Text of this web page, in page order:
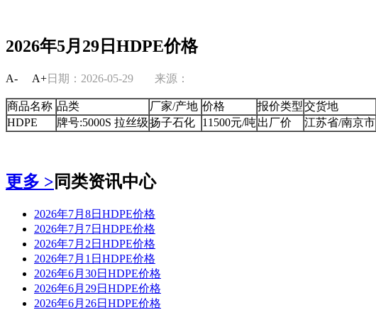
2026年5月29日HDPE价格
A- A+日期：2026-05-29 来源：
商品名称 品类 厂家/产地 价格 报价类型交货地
HDPE
牌号:5000S 拉丝级扬子石化 11500元/吨出厂价 江苏省/南京市
更多 >同类资讯中心
2026年7月8日HDPE价格
2026年7月7日HDPE价格
2026年7月2日HDPE价格
2026年7月1日HDPE价格
2026年6月30日HDPE价格
2026年6月29日HDPE价格
2026年6月26日HDPE价格